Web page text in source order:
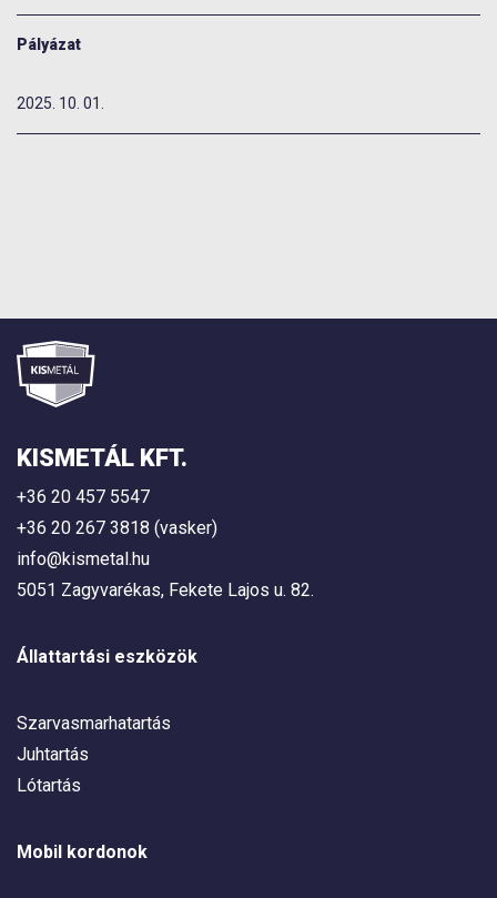
Pályázat
2025. 10. 01.
KISMETÁL KFT.
+36 20 457 5547
+36 20 267 3818 (vasker)
info@kismetal.hu
5051 Zagyvarékas, Fekete Lajos u. 82.
Állattartási eszközök
Szarvasmarhatartás
Juhtartás
Lótartás
Mobil kordonok